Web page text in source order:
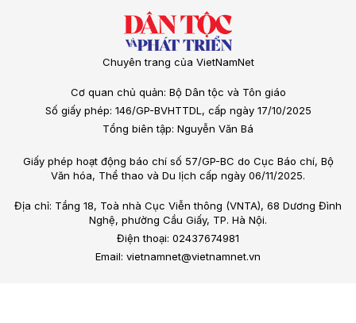
Chuyên trang của VietNamNet
Cơ quan chủ quản: Bộ Dân tộc và Tôn giáo
Số giấy phép: 146/GP-BVHTTDL, cấp ngày 17/10/2025
Tổng biên tập: Nguyễn Văn Bá
Giấy phép hoạt động báo chí số 57/GP-BC do Cục Báo chí, Bộ
Văn hóa, Thể thao và Du lịch cấp ngày 06/11/2025.
Địa chỉ: Tầng 18, Toà nhà Cục Viễn thông (VNTA), 68 Dương Đình
Nghệ, phường Cầu Giấy, TP. Hà Nội.
Điện thoại: 02437674981
Email: vietnamnet@vietnamnet.vn